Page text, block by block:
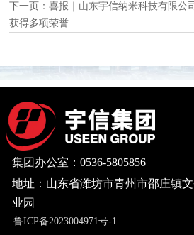
下一页：喜报｜山东宇信纳米科技有限公
获得多项荣誉
集团办公室：0536-5805856
地址：山东省潍坊市青州市邵庄镇
业园
鲁ICP备2023004971号-1